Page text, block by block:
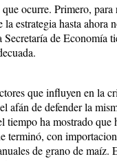
ocurre. Pri­­mero, para
estrategia hasta ahora
de Economía
que in­­fluyen en la
afán de defender la
tiempo ha mostrado que
terminó, con
de grano de maíz.